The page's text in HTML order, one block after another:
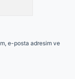
e-posta adresim ve